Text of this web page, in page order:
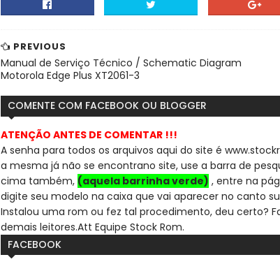
PREVIOUS
Manual de Serviço Técnico / Schematic Diagram
Motorola Edge Plus XT2061-3
COMENTE COM FACEBOOK OU BLOGGER
ATENÇÃO ANTES DE COMENTAR !!!
A senha para todos os arquivos aqui do site é
a mesma já não se encontrano site, use a barra de
cima também, (aquela barrinha verde) , entre na
digite seu modelo na caixa que vai aparecer no canto
Instalou uma rom ou fez tal procedimento, deu certo?
demais leitores.Att Equipe Stock Rom.
FACEBOOK